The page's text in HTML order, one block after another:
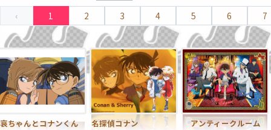
‹ 1 2 3 4 5 6 7
哀ちゃんとコナンくん
名探偵コナン
アンティークルーム